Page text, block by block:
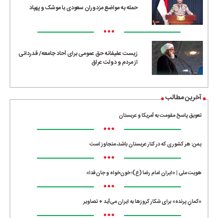
حمله به مواضع مزدوران سعودی با موشک و پهپاد
•••
زیست عفیفانه حق عمومی برای آحاد جامعه/ قدردانی
از مردم و دولت عراق
آخرین مطالب
تعویق پاسخ مقومت به آمریکا و عربستان
•••
یمن: هر کشوری که در کنار عربستان باشد، متجاوز است
•••
هویت ملی | «ایران امام رضا (ع)؛ خون‌خواه و جان‌فدا»
•••
«کمانِ پرنده» برای شکار کروزها به ایران می‌آید + تصاویر